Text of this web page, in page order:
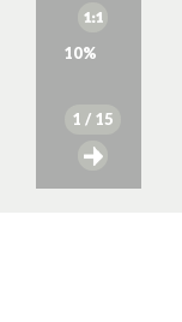
10%
1 / 15